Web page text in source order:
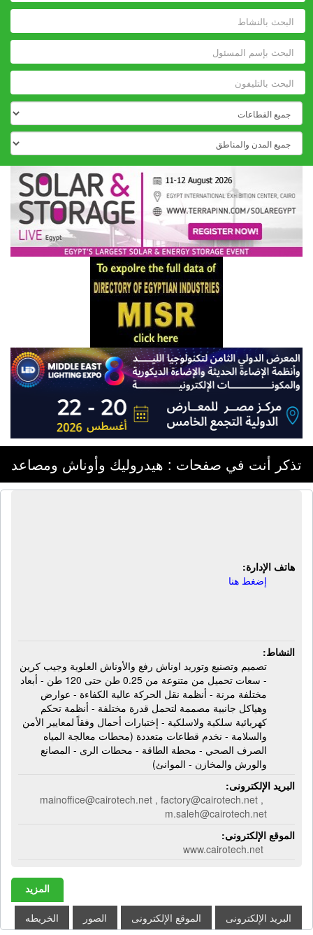
تذكر أنت في صفحات : هيدروليك وأوناش ومصاعد
هاتف الإدارة:
إضغط هنا
النشاط:
تصميم وتصنيع وتوريد اوناش رفع والأوناش العلوية وجيب كرين
- سعات تحميل من متنوعة من 0.25 طن حتى 120 طن - أبعاد
مختلفة مرنة - أنظمة نقل الحركة عالية الكفاءة - عوارض
وهياكل جانبية مصممة لتحمل قدرة مختلفة - أنظمة تحكم
كهربائية سلكية ولاسلكية - إختبارات أحمال وفقاً لمعايير الأمن
والسلامة - نخدم قطاعات متعددة (محطات معالجة المياه
الصرف الصحي - محطة الطاقة - محطات الرى - المصانع
والورش والمخازن - الموانئ)
البريد الإلكترونى:
mainoffice@cairotech.net , factory@cairotech.net ,
m.saleh@cairotech.net
الموقع الإلكترونى:
www.cairotech.net
المزيد
البريد الإلكترونى الموقع الإلكترونى الصور الخريطه